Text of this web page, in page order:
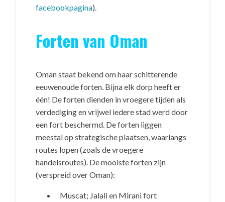
facebookpagina).
Forten van Oman
Oman staat bekend om haar schitterende
eeuwenoude forten. Bijna elk dorp heeft er
één! De forten dienden in vroegere tijden als
verdediging en vrijwel iedere stad werd door
een fort beschermd. De forten liggen
meestal op strategische plaatsen, waarlangs
routes lopen (zoals de vroegere
handelsroutes). De mooiste forten zijn
(verspreid over Oman):
Muscat; Jalali en Mirani fort